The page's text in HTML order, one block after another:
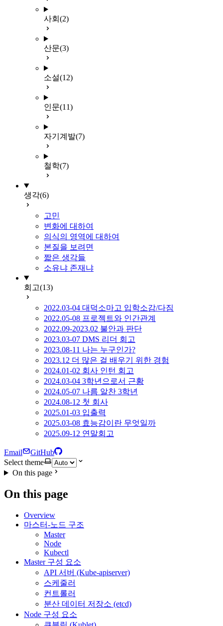
사회 (2)
산문(3)
소설(12)
인문(11)
자기계발(7)
철학(7)
생각(6)
고민
변화에 대하여
의식의 영역에 대하여
본질을 보려면
짧은 생각들
소유냐 존재냐
회고(13)
2022.03-04 대덕소마고 입학소감/다짐
2022.05-08 프로젝트와 인간관계
2022.09-2023.02 불안과 판단
2023.03-07 DMS 리더 회고
2023.08-11 나는 누구인가?
2023.12 더 많은 걸 배우기 위한 경험
2024.01-02 회사 인턴 회고
2024.03-04 3학년으로서 근황
2024.05-07 나름 알찬 3학년
2024.08-12 첫 회사
2025.01-03 입출력
2025.03-08 효능감이란 무엇일까
2025.09-12 연말회고
Email
GitHub
Select theme
On this page
On this page
Overview
마스터-노드 구조
Master
Node
Kubectl
Master 구성 요소
API 서버 (Kube-apiserver)
스케줄러
컨트롤러
분산 데이터 저장소 (etcd)
Node 구성 요소